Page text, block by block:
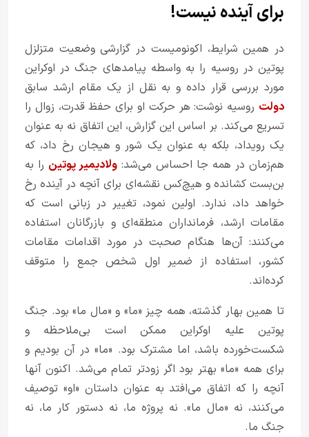
برای آینده نیست!
در همین شرایط، اکونومیست در گزارشی وضعیت متزلزل
پوتین در روسیه را به واسطه پیامدهای جنگ در اوکراین
مورد بررسی قرار داده و به نقل از یک مقام ارشد سابق
دولت روسیه نوشت: هر حرکت او برای حفظ قدرت، زوال را
تسریع می‌کند. بر اساس این گزارش، این اتفاق نه به عنوان
یک رویداد، بلکه به عنوان یک شور و هیجان رخ داد، که
هم‌زمان در همه جا احساس می‌شد: ولادیمیر پوتین را به
بن‌بست کشانده و هیچ‌کس نقشه‌ای برای آنچه در آینده رخ
خواهد داد، ندارد. اولین نمود، تغییر در زبانی است که
مقامات ارشد، فرمانداران منطقه‌ای و بازرگانان استفاده
می‌کنند: آن‌ها هنگام صحبت در مورد اقدامات مقامات
کشور، استفاده از ضمیر اول شخص جمع را متوقف
کرده‌اند.
تا همین بهار گذشته، همه چیز «ما» و «مال ما» بود. جنگ
پوتین علیه اوکراین ممکن است بی‌ملاحظه و
شکست‌خورده باشد، اما مشترک بود. «ما» در آن بودیم و
برای همه «ما» بهتر بود اگر زودتر تمام می‌شد. اکنون آنها
آنچه را که اتفاق می‌افتد به عنوان داستان «او» توصیف
می‌کنند، نه «مال ما». نه پروژه ما، نه دستور کار ما، نه
جنگ ما.